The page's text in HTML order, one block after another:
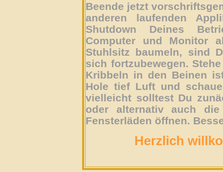
Beende jetzt
anderen laufenden
Shutdown Deines
Computer und Monitor
Stuhlsitz baumeln, sind
sich fortzubewegen.
Kribbeln in den Beinen
Hole tief Luft und
vielleicht solltest Du
oder alternativ auch
Fensterläden öffnen.
Herzlich